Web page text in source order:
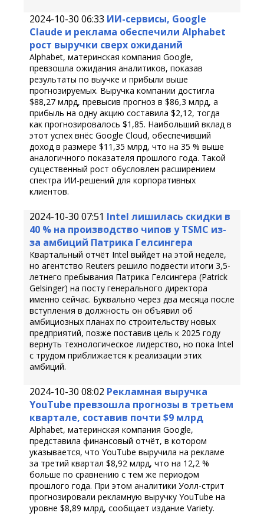
2024-10-30 06:33 ИИ-сервисы, Google
Claude и реклама обеспечили Alphabet
рост выручки сверх ожиданий
Alphabet, материнская компания Google,
превзошла ожидания аналитиков, показав
результаты по выучке и прибыли выше
прогнозируемых. Выручка компании достигла
$88,27 млрд, превысив прогноз в $86,3 млрд, а
прибыль на одну акцию составила $2,12, тогда
как прогнозировалось $1,85. Наибольший вклад в
этот успех внёс Google Cloud, обеспечивший
доход в размере $11,35 млрд, что на 35 % выше
аналогичного показателя прошлого года. Такой
существенный рост обусловлен расширением
спектра ИИ-решений для корпоративных
клиентов.
2024-10-30 07:51 Intel лишилась скидки в
40 % на производство чипов у TSMC из-
за амбиций Патрика Гелсингера
Квартальный отчёт Intel выйдет на этой неделе,
но агентство Reuters решило подвести итоги 3,5-
летнего пребывания Патрика Гелсингера (Patrick
Gelsinger) на посту генерального директора
именно сейчас. Буквально через два месяца после
вступления в должность он объявил об
амбициозных планах по строительству новых
предприятий, позже поставив цель к 2025 году
вернуть технологическое лидерство, но пока Intel
с трудом приближается к реализации этих
амбиций.
2024-10-30 08:02 Рекламная выручка
YouTube превзошла прогнозы в третьем
квартале, составив почти $9 млрд
Alphabet, материнская компания Google,
представила финансовый отчёт, в котором
указывается, что YouTube выручила на рекламе
за третий квартал $8,92 млрд, что на 12,2 %
больше по сравнению с тем же периодом
прошлого года. При этом аналитики Уолл-стрит
прогнозировали рекламную выручку YouTube на
уровне $8,89 млрд, сообщает издание Variety.